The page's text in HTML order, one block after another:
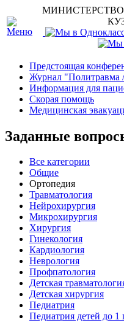
Предстоящая
Журнал "Политравма
Информация для
Скорая помощь
Медицинская
Заданные
Все категории
Общие
Ортопедия
Травматология
Нейрохирургия
Микрохирургия
Хирургия
Гинекология
Кардиология
Неврология
Профпатология
Детская
Детская хирургия
Педиатрия
Педиатрия детей до 1